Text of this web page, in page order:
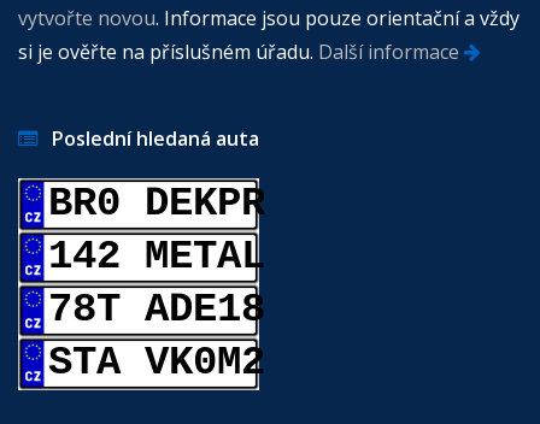
vytvořte novou. Informace jsou pouze orientační a vždy
si je ověřte na příslušném úřadu. Další informace
Poslední hledaná auta
BR0 DEKPR
142 METAL
78T ADE18
STA VK0M2